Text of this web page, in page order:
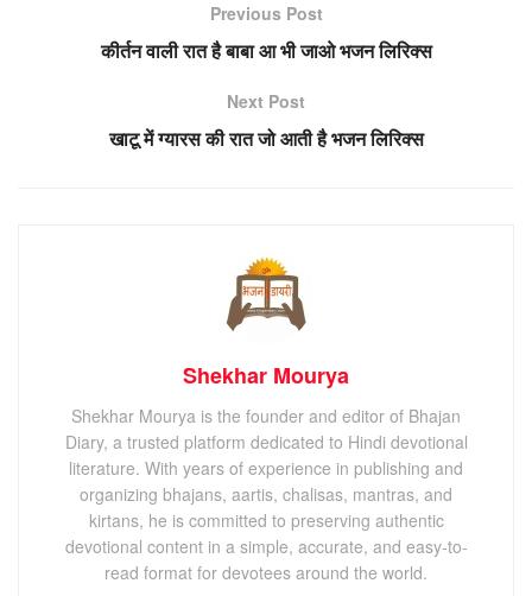
Previous Post
कीर्तन वाली रात है बाबा आ भी जाओ भजन लिरिक्स
Next Post
खाटू में ग्यारस की रात जो आती है भजन लिरिक्स
Shekhar Mourya
Shekhar Mourya is the founder and editor of Bhajan
Diary, a trusted platform dedicated to Hindi devotional
literature. With years of experience in publishing and
organizing bhajans, aartis, chalisas, mantras, and
kirtans, he is committed to preserving authentic
devotional content in a simple, accurate, and easy-to-
read format for devotees around the world.